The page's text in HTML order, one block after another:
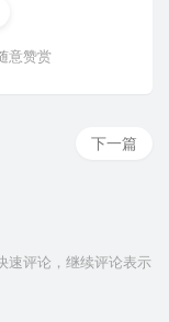
意赞赏
下一篇
速评论，继续评论表示